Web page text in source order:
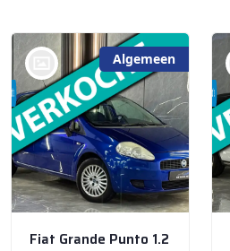
Algemeen
bij @De Waai Auto's
Fiat Grande Punto 1.2
bij @De Waai Auto's